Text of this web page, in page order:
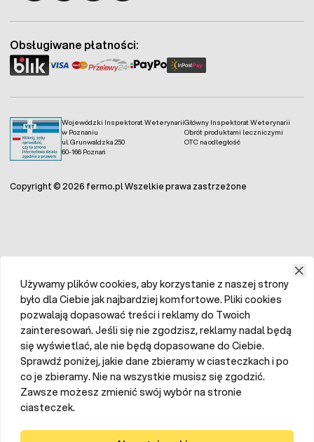
Wojewódzki Inspektorat Weterynarii
w Poznaniu
ul. Grunwaldzka 250
60-166 Poznań
Główny Inspektorat Weterynarii
Obrót produktami leczniczymi
OTC na odległość
Obsługiwane płatności:
Copyright © 2026 fermo.pl Wszelkie prawa zastrzeżone
Używamy plików cookies, aby korzystanie z naszej strony
było dla Ciebie jak najbardziej komfortowe. Pliki cookies
pozwalają dopasować treści i reklamy do Twoich
zainteresowań. Jeśli się nie zgodzisz, reklamy nadal będą
się wyświetlać, ale nie będą dopasowane do Ciebie.
Sprawdź poniżej, jakie dane zbieramy w ciasteczkach i po
co je zbieramy. Nie na wszystkie musisz się zgodzić.
Zawsze możesz zmienić swój wybór na stronie
ciasteczek.